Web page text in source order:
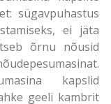
sügavpuhastus
ei jäta
õrnu nõusid
kapslid
geeli kambrit